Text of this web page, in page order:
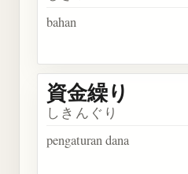
bahan
資金繰り
しきんぐり
pengaturan dana